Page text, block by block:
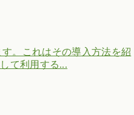
。これはその導入方法を紹
て利用する...